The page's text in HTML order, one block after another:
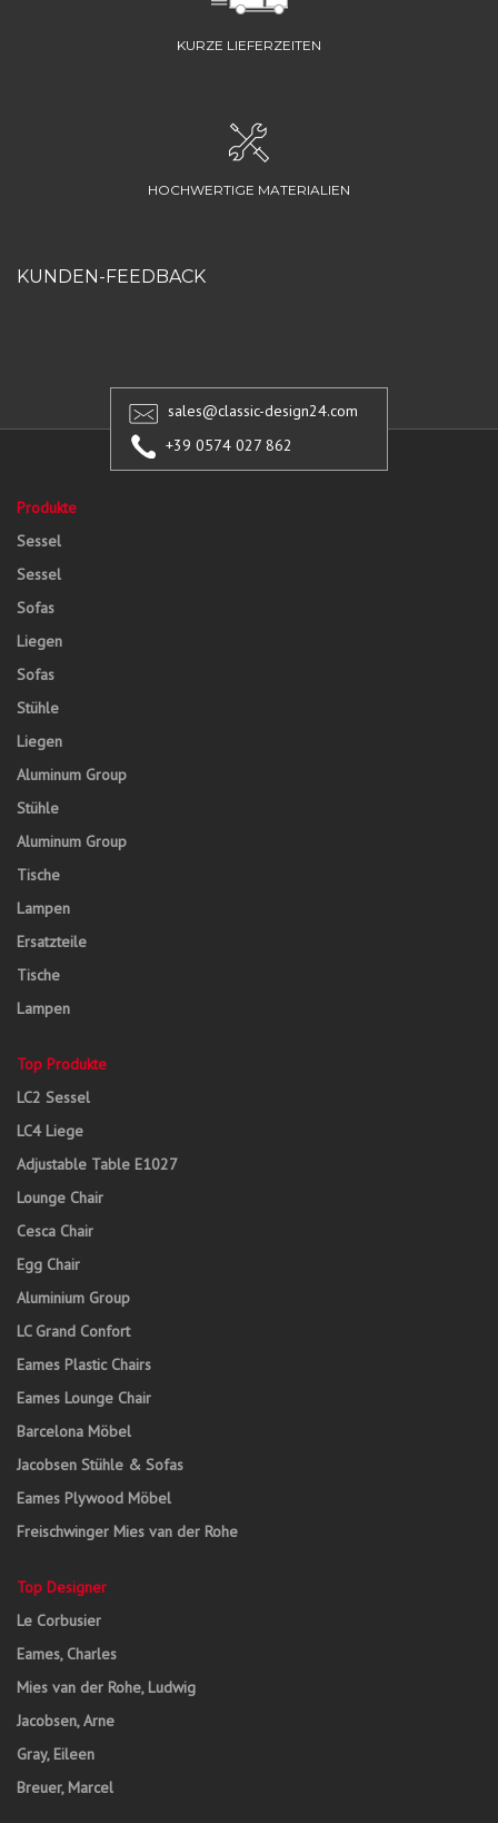
KURZE LIEFERZEITEN
HOCHWERTIGE MATERIALIEN
KUNDEN-FEEDBACK
sales@classic-design24.com
+39 0574 027 862
Produkte
Sessel
Sessel
Sofas
Liegen
Sofas
Stühle
Liegen
Aluminum Group
Stühle
Aluminum Group
Tische
Lampen
Ersatzteile
Tische
Lampen
Top Produkte
LC2 Sessel
LC4 Liege
Adjustable Table E1027
Lounge Chair
Cesca Chair
Egg Chair
Aluminium Group
LC Grand Confort
Eames Plastic Chairs
Eames Lounge Chair
Barcelona Möbel
Jacobsen Stühle & Sofas
Eames Plywood Möbel
Freischwinger Mies van der Rohe
Top Designer
Le Corbusier
Eames, Charles
Mies van der Rohe, Ludwig
Jacobsen, Arne
Gray, Eileen
Breuer, Marcel